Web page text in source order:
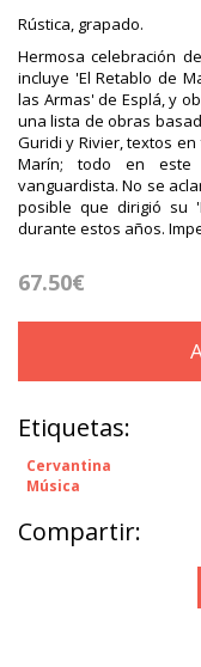
Rústica, grapado.
Hermosa celebración
incluye 'El Retablo de
las Armas' de Esplá, y
una lista de obras
Guridi y Rivier, textos
Marín; todo en este
vanguardista. No se
posible que dirigió su
durante estos años.
67.50€
Etiquetas:
Cervantina
Música
Compartir: